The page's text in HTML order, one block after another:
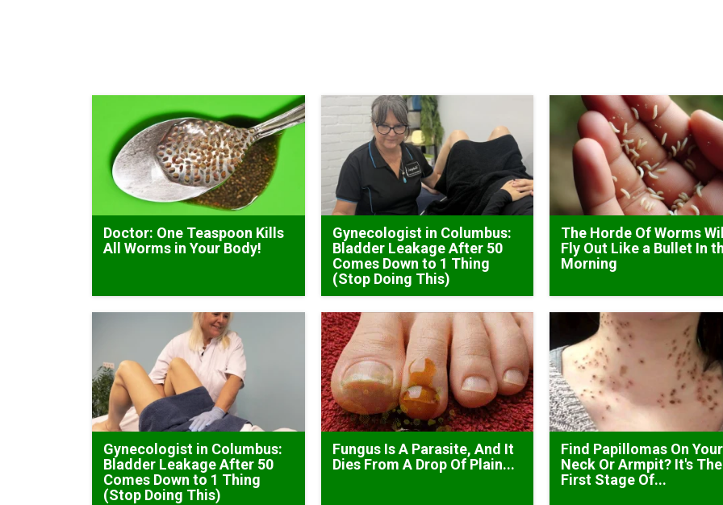
Doctor: One Teaspoon Kills
All Worms in Your Body!
Gynecologist in Columbus:
Bladder Leakage After 50
Comes Down to 1 Thing
(Stop Doing This)
The Horde Of Worms
Fly Out Like a Bullet In
Morning
Gynecologist in Columbus:
Bladder Leakage After 50
Comes Down to 1 Thing
(Stop Doing This)
Fungus Is A Parasite, And It
Dies From A Drop Of Plain...
Find Papillomas On Your
Neck Or Armpit? It's The
First Stage Of...